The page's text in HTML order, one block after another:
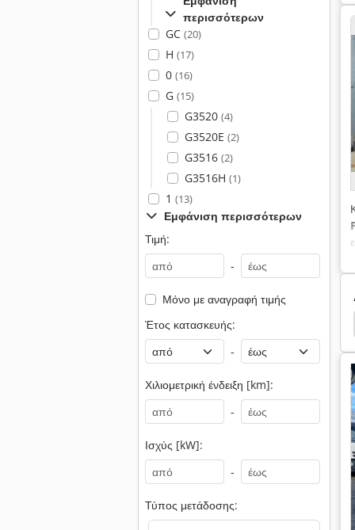
περισσότερων
GC (20)
H (17)
0 (16)
G (15)
G3520 (4)
G3520E (2)
G3516 (2)
G3516H (1)
1 (13)
Εμφάνιση περισσότερων
Τιμή:
-
Μόνο με αναγραφή τιμής
Έτος κατασκευής:
-
Χιλιομετρική ένδειξη [km]:
-
Ισχύς [kW]:
-
Τύπος μετάδοσης:
Liebherr 932